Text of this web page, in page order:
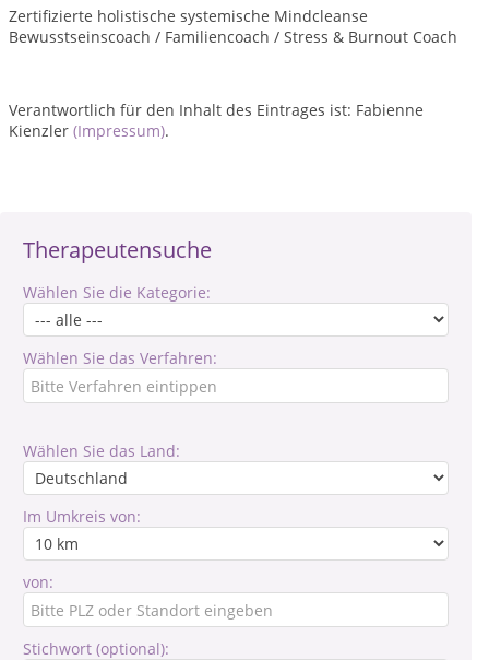
Therapeutensuche
Wählen Sie die Kategorie:
Wählen Sie das Verfahren:
Wählen Sie das Land:
Im Umkreis von:
von:
Stichwort (optional):
Zertifizierte holistische systemische Mindcleanse
Bewusstseinscoach / Familiencoach / Stress & Burnout Coach
Verantwortlich für den Inhalt des Eintrages ist: Fabienne
Kienzler (Impressum).